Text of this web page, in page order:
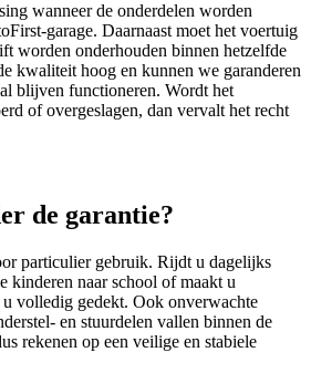
wanneer de onderdelen worden
Daarnaast moet het voertuig
worden onderhouden binnen hetzelfde
kwaliteit hoog en kunnen we garanderen
blijven functioneren. Wordt het
of overgeslagen, dan vervalt het recht
de garantie?
particulier gebruik. Rijdt u dagelijks
kinderen naar school of maakt u
volledig gedekt. Ook onverwachte
en stuurdelen vallen binnen de
rekenen op een veilige en stabiele